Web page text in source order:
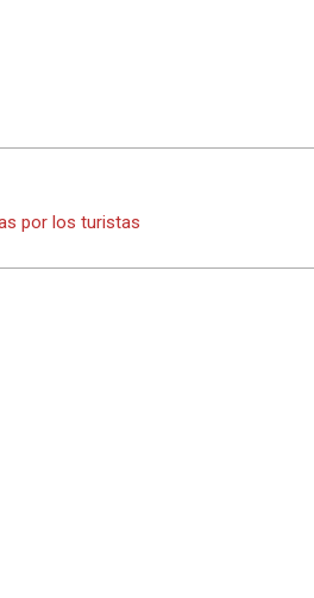
por los turistas